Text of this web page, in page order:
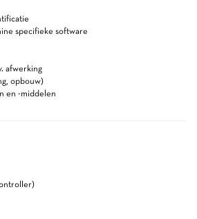
specifieke software
afwerking
opbouw)
en -middelen